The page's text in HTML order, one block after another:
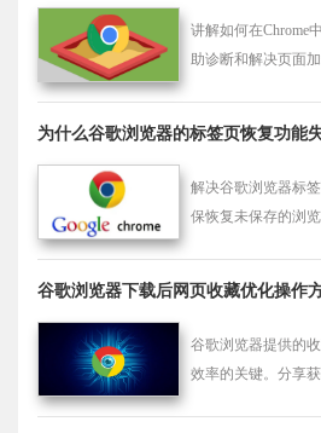
讲解如何在Chrome
助诊断和解决页面加
为什么谷歌浏览器的标签页恢复功能
解决谷歌浏览器标
保恢复未保存的浏览
谷歌浏览器下载后网页收藏优化操作
谷歌浏览器提供的
效率的关键。分享